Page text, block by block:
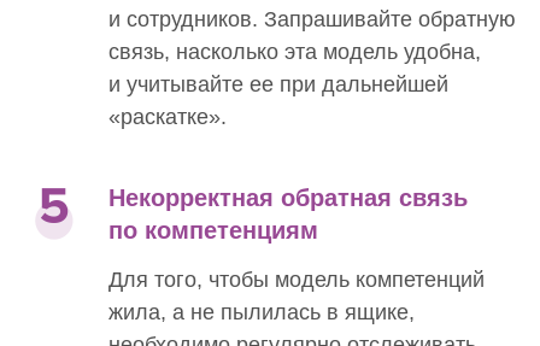
и сотрудников. Запрашивайте обратную
связь, насколько эта модель удобна,
и учитывайте ее при дальнейшей
«раскатке».
Некорректная обратная связь
по компетенциям
Для того, чтобы модель компетенций
жила, а не пылилась в ящике,